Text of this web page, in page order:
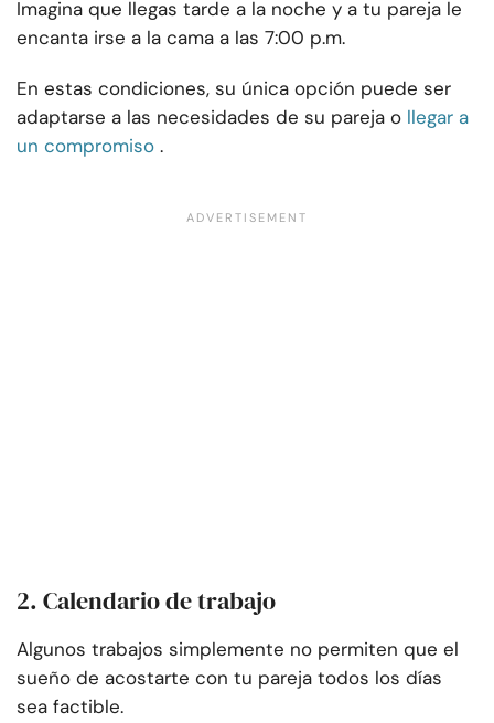
Imagina que llegas tarde a la noche y a tu pareja le
encanta irse a la cama a las 7:00 p.m.
En estas condiciones, su única opción puede ser
adaptarse a las necesidades de su pareja o llegar a
un compromiso .
2. Calendario de trabajo
Algunos trabajos simplemente no permiten que el
sueño de acostarte con tu pareja todos los días
sea factible.